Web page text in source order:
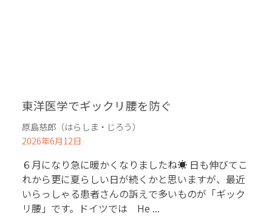
東洋医学でギックリ腰を防ぐ
原島慈郎（はらしま・じろう）
2026年6月12日
６月になり急に暖かくなりましたね☀ 日も伸びてこ
れから更に夏らしい日が続くかと思いますが、最近
いらっしゃる患者さんの訴えで多いものが「ギック
リ腰」です。ドイツでは He ...